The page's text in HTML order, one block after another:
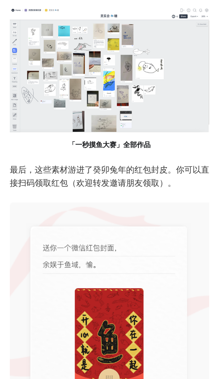
「一秒摸鱼大赛」全部作品
最后，这些素材游进了癸卯兔年的红包封皮。你可以直
接扫码领取红包（欢迎转发邀请朋友领取）。